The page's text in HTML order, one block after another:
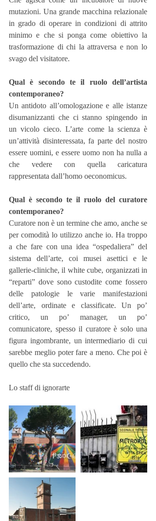
mutazioni. Una grande macchina relazionale
in grado di operare in condizioni di attrito
minimo e che si ponga come obiettivo la
trasformazione di chi la attraversa e non lo
svago del visitatore.
Qual è secondo te il ruolo dell’artista
contemporaneo?
Un antidoto all’omologazione e alle istanze
disumanizzanti che ci stanno spingendo in
un vicolo cieco. L’arte come la scienza è
un’attività disinteressata, fa parte del nostro
essere uomini, e essere uomo non ha nulla a
che vedere con quella caricatura
rappresentata dall’homo oeconomicus.
Qual è secondo te il ruolo del curatore
contemporaneo?
Curatore non è un termine che amo, anche se
per comodità lo utilizzo anche io. Ha troppo
a che fare con una idea “ospedaliera” del
sistema dell’arte, coi musei asettici e le
gallerie-cliniche, il white cube, organizzati in
“reparti” dove sono custodite come fossero
delle patologie le varie manifestazioni
dell’arte, ordinate e classificate. Un po’
critico, un po’ manager, un po’
comunicatore, spesso il curatore è solo una
figura ingombrante, un intermediario di cui
sarebbe meglio poter fare a meno. Che poi è
quello che sta succedendo.
Lo staff di ignorarte